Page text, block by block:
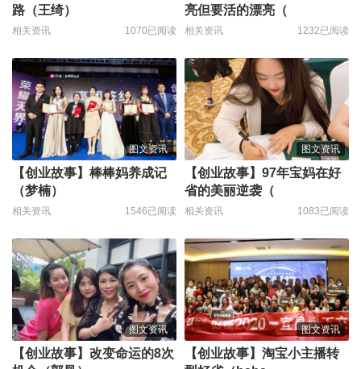
路（王绮）
相关资讯 1070已阅读
亮但要活的漂亮（
相关资讯 1232已阅读
图文资讯
【创业故事】棒棒妈养成记
（梦楠）
相关资讯 1546已阅读
图文资讯
【创业故事】97年宝妈在好
省的美丽逆袭（
相关资讯 1083已阅读
图文资讯
【创业故事】改变命运的8次
图文资讯
【创业故事】淘宝小主播转